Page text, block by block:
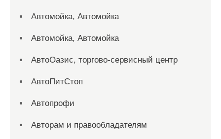
Автомойка, Автомойка
Автомойка, Автомойка
АвтоОазис, торгово-сервисный центр
АвтоПитСтоп
Автопрофи
Авторам и правообладателям